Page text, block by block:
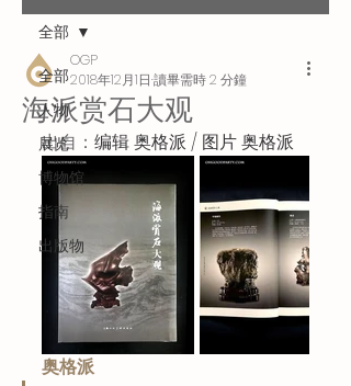
全部
人物
展览
博物馆
指南
出版物
全部
海派赏石大观
OGP
2018年12月1日 讀畢需時 2 分鐘
出自： 编辑 奥格派 / 图片 奥格派
奥格派